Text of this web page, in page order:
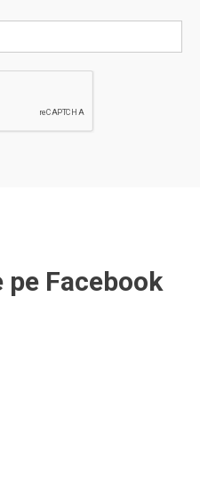
Facebook